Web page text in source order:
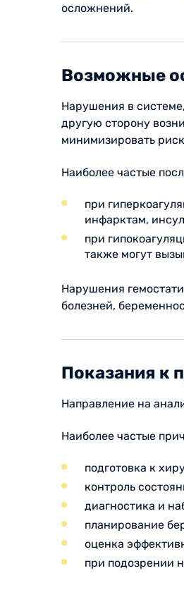
осложнений.
Возможные
Нарушения в
другую сторону
минимизировать
Наиболее частые
при
инфарктам,
при
также могут
Нарушения
болезней,
Показания к
Направление на
Наиболее частые
подготовка к
контроль
диагностика и
планирование
оценка
при подозрении